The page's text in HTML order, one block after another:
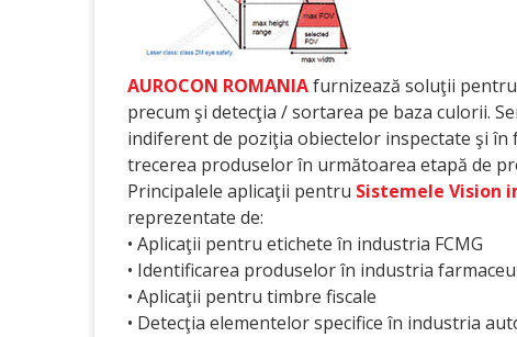
AUROCON ROMANIAfurnizează soluţii
precum şi detecţia / sortarea pe baza culorii.
indiferent de poziţia obiectelor inspectate şi
trecerea produselor în următoarea etapă de
Principalele aplicaţii pentru Sistemele Vision
reprezentate de:
• Aplicaţii pentru etichete în industria FCMG
• Identificarea produselor în industria
• Aplicaţii pentru timbre fiscale
• Detecţia elementelor specifice în industria